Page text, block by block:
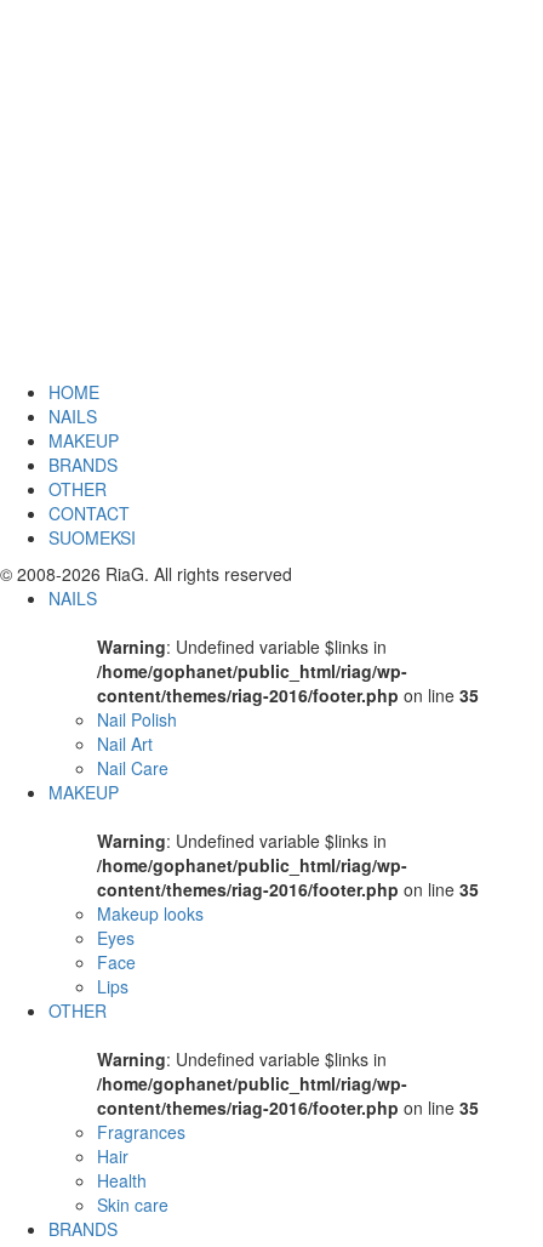
HOME
NAILS
MAKEUP
BRANDS
OTHER
CONTACT
SUOMEKSI
© 2008-2026 RiaG. All rights reserved
NAILS
Warning: Undefined variable $links in
/home/gophanet/public_html/riag/wp-
content/themes/riag-2016/footer.php on line 35
Nail Polish
Nail Art
Nail Care
MAKEUP
Warning: Undefined variable $links in
/home/gophanet/public_html/riag/wp-
content/themes/riag-2016/footer.php on line 35
Makeup looks
Eyes
Face
Lips
OTHER
Warning: Undefined variable $links in
/home/gophanet/public_html/riag/wp-
content/themes/riag-2016/footer.php on line 35
Fragrances
Hair
Health
Skin care
BRANDS